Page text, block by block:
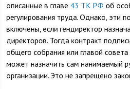
описанные в главе 43 ТК РФ об
регулирования труда. Однако, эти
включены, если гендиректор
директоров. Тогда контракт
общего собрания или главой
может назначить сам нанимаемый
организации. Это не запрещено